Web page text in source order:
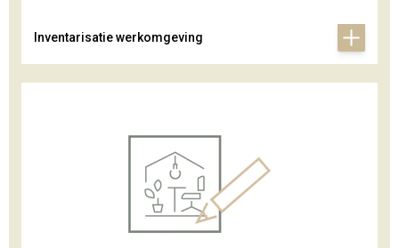
Inventarisatie werkomgeving